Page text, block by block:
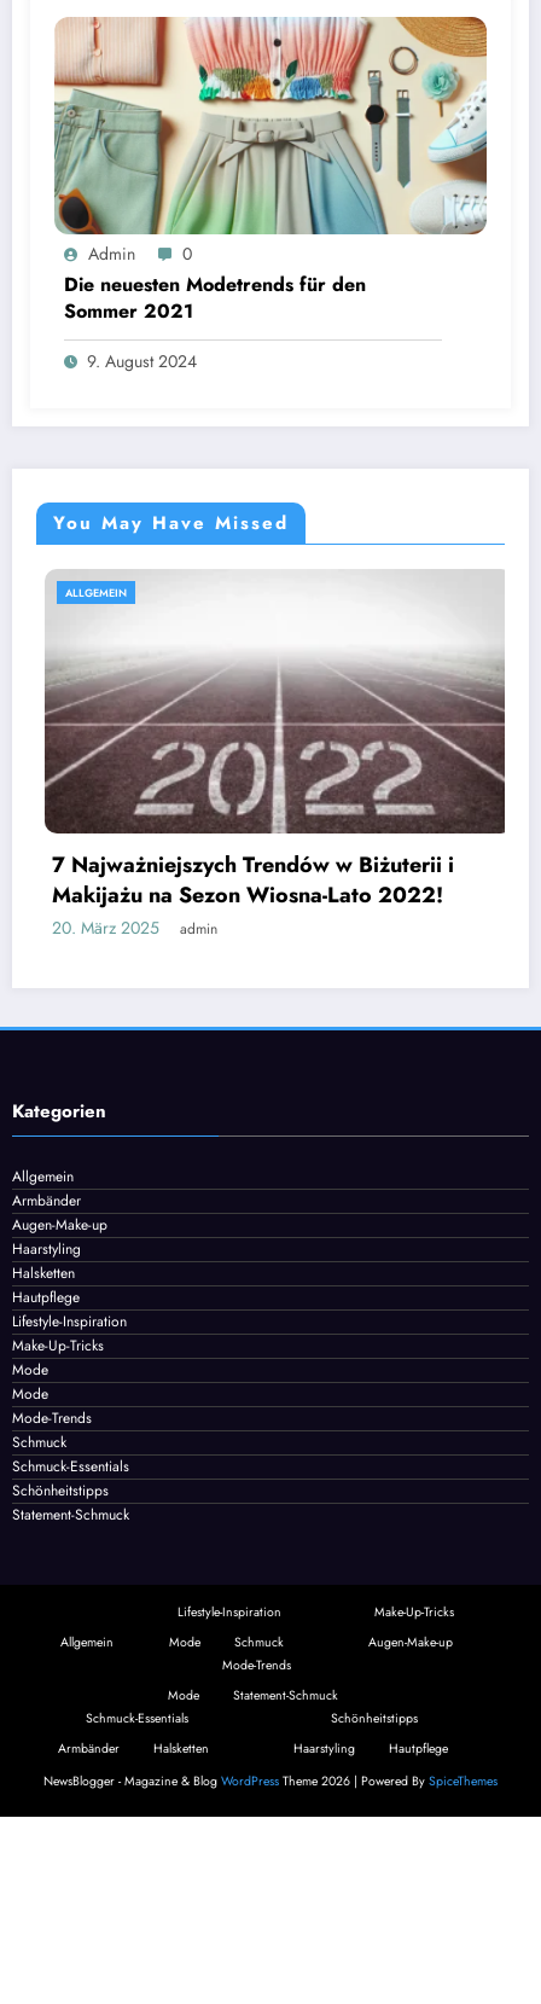
Admin 0
Die neuesten Modetrends für den
Sommer 2021
9. August 2024
You May Have Missed
Trendów w Biżuterii i
Wiosna-Lato 2022!
25. Februar 2025
Kategorien
Allgemein
Armbänder
Augen-Make-up
Haarstyling
Halsketten
Hautpflege
Lifestyle-Inspiration
Make-Up-Tricks
Mode
Schmuck
Schönheitstipps
Allgemein
Mode
Schmuck
Make-Up-Tricks
Augen-Make-up